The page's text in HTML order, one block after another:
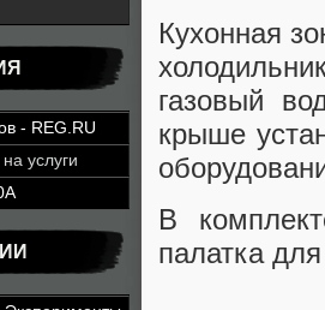
- REG.RU
услуги
Кухонная
газовый
крыше
В
палатка